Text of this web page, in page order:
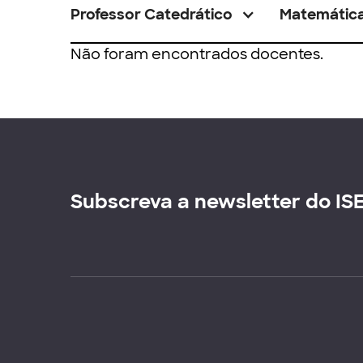
Professor Catedrático
Não foram encontrados docentes.
Subscreva a newsletter do